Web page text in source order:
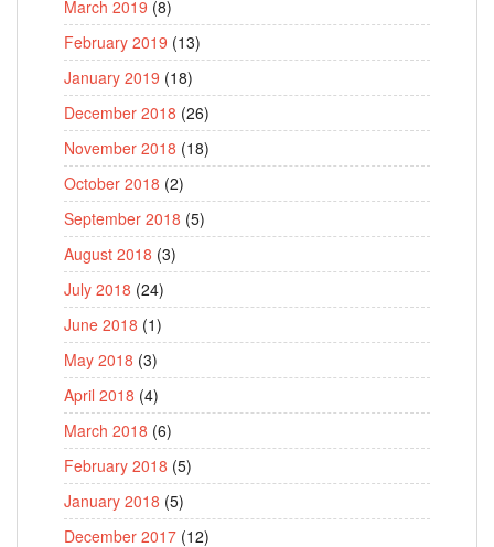
March 2019 (8)
February 2019 (13)
January 2019 (18)
December 2018 (26)
November 2018 (18)
October 2018 (2)
September 2018 (5)
August 2018 (3)
July 2018 (24)
June 2018 (1)
May 2018 (3)
April 2018 (4)
March 2018 (6)
February 2018 (5)
January 2018 (5)
December 2017 (12)